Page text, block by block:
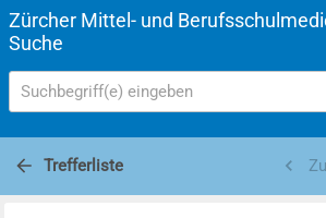
Zürcher Mittel- und
Suche
Suchbegriff(e) eingeben
Trefferliste